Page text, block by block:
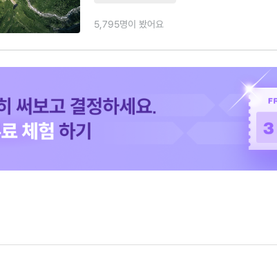
5,795명이 봤어요